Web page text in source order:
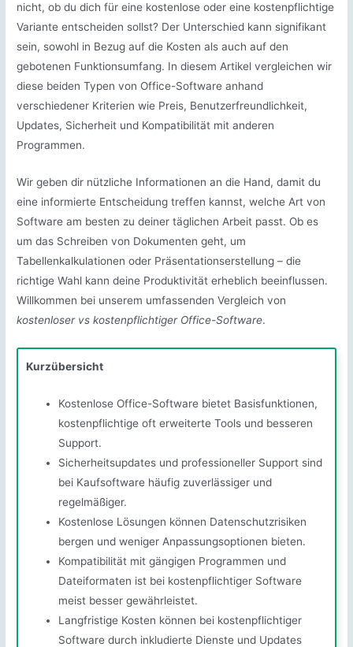
nicht, ob du dich für eine kostenlose oder eine kostenpflichtige
Variante entscheiden sollst? Der Unterschied kann signifikant
sein, sowohl in Bezug auf die Kosten als auch auf den
gebotenen Funktionsumfang. In diesem Artikel vergleichen wir
diese beiden Typen von Office-Software anhand
verschiedener Kriterien wie Preis, Benutzerfreundlichkeit,
Updates, Sicherheit und Kompatibilität mit anderen
Programmen.
Wir geben dir nützliche Informationen an die Hand, damit du
eine informierte Entscheidung treffen kannst, welche Art von
Software am besten zu deiner täglichen Arbeit passt. Ob es
um das Schreiben von Dokumenten geht, um
Tabellenkalkulationen oder Präsentationserstellung – die
richtige Wahl kann deine Produktivität erheblich beeinflussen.
Willkommen bei unserem umfassenden Vergleich von
kostenloser vs kostenpflichtiger Office-Software.
Kurzübersicht
Kostenlose Office-Software bietet Basisfunktionen,
kostenpflichtige oft erweiterte Tools und besseren
Support.
Sicherheitsupdates und professioneller Support sind
bei Kaufsoftware häufig zuverlässiger und
regelmäßiger.
Kostenlose Lösungen können Datenschutzrisiken
bergen und weniger Anpassungsoptionen bieten.
Kompatibilität mit gängigen Programmen und
Dateiformaten ist bei kostenpflichtiger Software
meist besser gewährleistet.
Langfristige Kosten können bei kostenpflichtiger
Software durch inkludierte Dienste und Updates